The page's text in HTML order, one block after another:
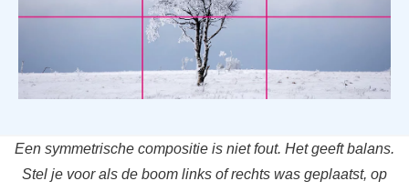
Een symmetrische compositie is niet fout. Het geeft balans.
Stel je voor als de boom links of rechts was geplaatst, op